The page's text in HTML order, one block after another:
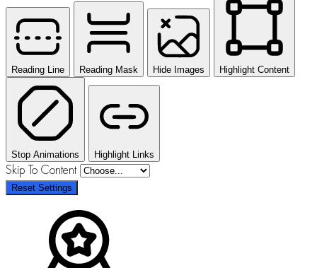
Reading Line Reading Mask Hide Images Highlight Content
Stop Animations Highlight Links
Skip To Content
Reset Settings